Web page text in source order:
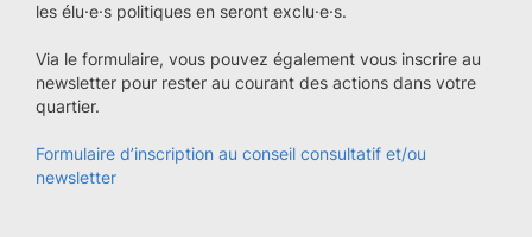
les élu·e·s politiques en seront exclu·e·s.
Via le formulaire, vous pouvez également vous inscrire au
newsletter pour rester au courant des actions dans votre
quartier.
Formulaire d’inscription au conseil consultatif et/ou
newsletter